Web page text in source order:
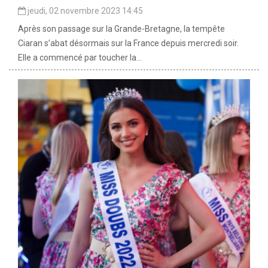
jeudi, 02 novembre 2023 14:45
Après son passage sur la Grande-Bretagne, la tempête
Ciaran s’abat désormais sur la France depuis mercredi soir.
Elle a commencé par toucher la...